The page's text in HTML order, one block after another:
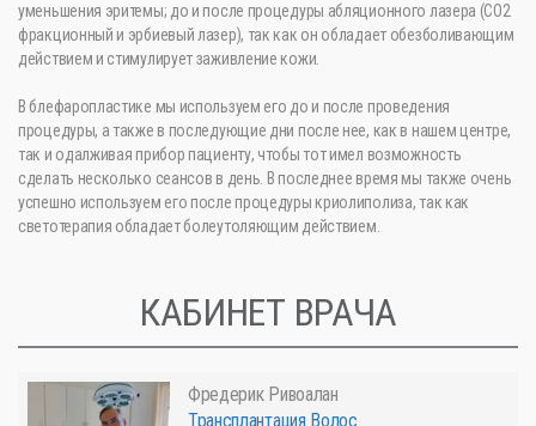
уменьшения эритемы; до и после процедуры абляционного лазера (CO2
фракционный и эрбиевый лазер), так как он обладает обезболивающим
действием и стимулирует заживление кожи.
В блефаропластике мы используем его до и после проведения
процедуры, а также в последующие дни после нее, как в нашем центре,
так и одалживая прибор пациенту, чтобы тот имел возможность
сделать несколько сеансов в день. В последнее время мы также очень
успешно используем его после процедуры криолиполиза, так как
светотерапия обладает болеутоляющим действием.
КАБИНЕТ ВРАЧА
Фредерик Ривоалан
Трансплантация Волос